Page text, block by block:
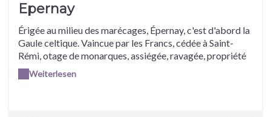
Epernay
Érigée au milieu des marécages, Épernay, c'est d'abord la
Gaule celtique. Vaincue par les Francs, cédée à Saint-
Rémi, otage de monarques, assiégée, ravagée, propriété
des comtes de Champagne, rattachée au royaume de
France, elle a encore dû subir les affres des deux guerres
Weiterlesen